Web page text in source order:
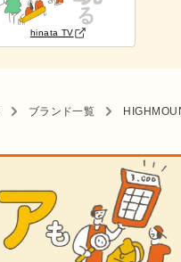
hinata TV
ブランド一覧